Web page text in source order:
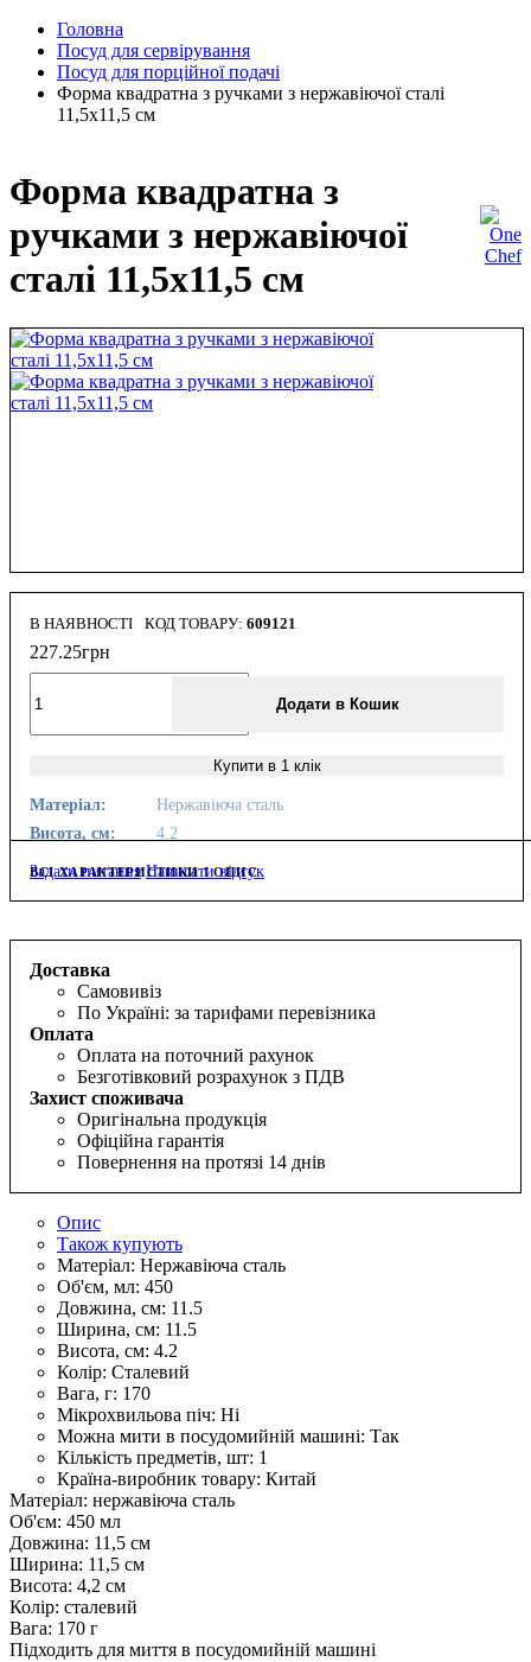
Головна
Посуд для сервірування
Посуд для порційної подачі
Форма квадратна з ручками з нержавіючої сталі
11,5х11,5 см
Форма квадратна з
ручками з нержавіючої
сталі 11,5х11,5 см
В НАЯВНОСТІ 609121
227.25грн
Додати в Кошик
Купити в 1 клік
Матеріал:
Нержавіюча сталь
Висота, см:
4.2
ВСІ ХАРАКТЕРИСТИКИ І ОПИС
Задати питання Написати відгук
Опис
Також купують
Матеріал: Нержавіюча сталь
Об'єм, мл: 450
Довжина, см: 11.5
Ширина, см: 11.5
Висота, см: 4.2
Колір: Сталевий
Вага, г: 170
Мікрохвильова піч: Ні
Можна мити в посудомийній машині: Так
Кількість предметів, шт: 1
Країна-виробник товару: Китай
Матеріал: нержавіюча сталь
Об'єм: 450 мл
Довжина: 11,5 см
Ширина: 11,5 см
Висота: 4,2 см
Колір: сталевий
Вага: 170 г
Підходить для миття в посудомийній машині
Доставка
Самовивіз
По Україні: за тарифами перевізника
Оплата
Оплата на поточний рахунок
Безготівковий розрахунок з ПДВ
Захист споживача
Оригінальна продукція
Офіційна гарантія
Повернення на протязі 14 днів